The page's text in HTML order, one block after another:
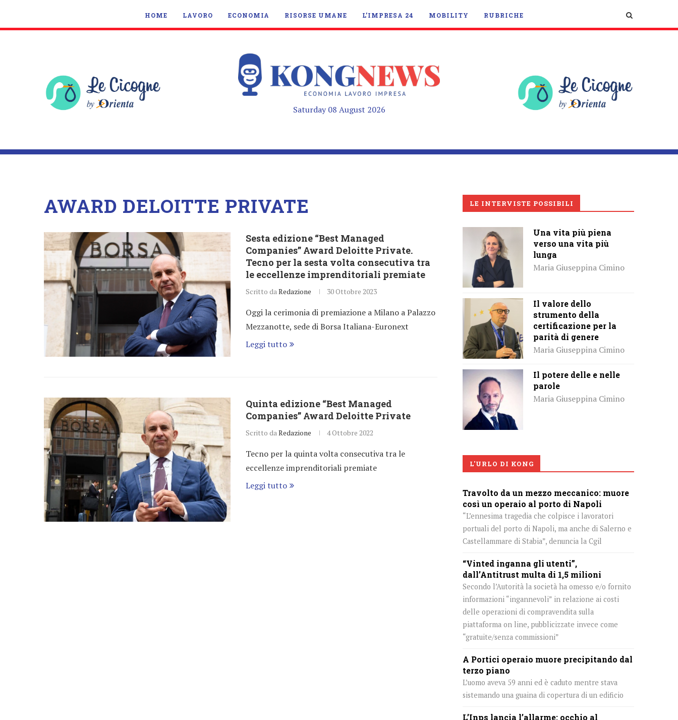
HOME LAVORO ECONOMIA RISORSE UMANE L’IMPRESA 24 MOBILITY RUBRICHE
Saturday 08 August 2026
AWARD DELOITTE PRIVATE
Sesta edizione “Best Managed
Companies” Award Deloitte Private.
Tecno per la sesta volta consecutiva tra
le eccellenze imprenditoriali premiate
Scritto daRedazione 30 Ottobre 2023
Oggi la cerimonia di premiazione a Milano a Palazzo
Mezzanotte, sede di Borsa Italiana-Euronext
Leggi tutto
Quinta edizione “Best Managed
Companies” Award Deloitte Private
Scritto da Redazione 4 Ottobre 2022
Tecno per la quinta volta consecutiva tra le
eccellenze imprenditoriali premiate
Leggi tutto
LE INTERVISTE POSSIBILI
Una vita più piena
verso una vita più
lunga
Maria Giuseppina Cimino
Il valore dello
strumento della
certificazione per la
parità di genere
Maria Giuseppina Cimino
Il potere delle e nelle
parole
Maria Giuseppina Cimino
L'URLO DI KONG
Travolto da un mezzo meccanico: muore
così un operaio al porto di Napoli
“L’ennesima tragedia che colpisce i lavoratori
portuali del porto di Napoli, ma anche di Salerno e
Castellammare di Stabia”, denuncia la Cgil
“Vinted inganna gli utenti”,
dall’Antitrust multa di 1,5 milioni
Secondo l’Autorità la società ha omesso e/o fornito
informazioni “ingannevoli” in relazione ai costi
delle operazioni di compravendita sulla
piattaforma on line, pubblicizzate invece come
“gratuite/senza commissioni”
A Portici operaio muore precipitando dal
terzo piano
L’uomo aveva 59 anni ed è caduto mentre stava
sistemando una guaina di copertura di un edificio
L’Inps lancia l’allarme: occhio al